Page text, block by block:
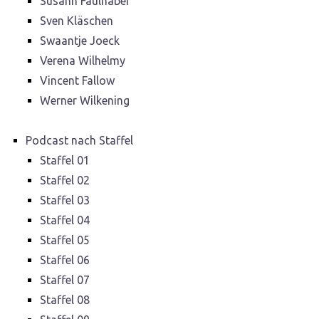
Sven Kläschen
Swaantje Joeck
Verena Wilhelmy
Vincent Fallow
Werner Wilkening
Podcast nach Staffel
Staffel 01
Staffel 02
Staffel 03
Staffel 04
Staffel 05
Staffel 06
Staffel 07
Staffel 08